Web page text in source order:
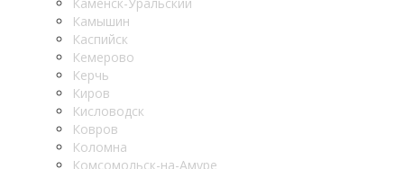
Камышин
Каспийск
Кемерово
Керчь
Киров
Кисловодск
Ковров
Коломна
Комсомольск-на-Амуре